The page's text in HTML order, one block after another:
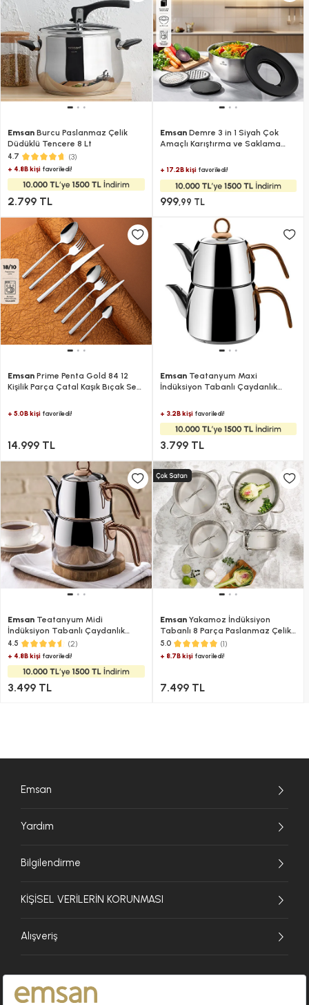
Emsan Burcu Paslanmaz Çelik
Düdüklü Tencere 8 Lt
4.7 (3)
+ 4.8B kişi favoriledi!
2.799 TL
EmsanDemre 3 in 1 Siyah Çok
Amaçlı Karıştırma ve Saklama
+ 17.2B kişifavoriledi!
999,99 TL
Emsan Prime Penta Gold 84 12
Kişilik Parça Çatal Kaşık Bıçak Seti
+ 5.0B kişi favoriledi!
14.999 TL
EmsanTeatanyum Maxi
İndüksiyon Tabanlı Çaydanlık
+ 3.2B kişifavoriledi!
3.799 TL
Emsan Teatanyum Midi
İndüksiyon Tabanlı Çaydanlık
Takımı
4.5 (2)
+ 4.8B kişi favoriledi!
3.499 TL
EmsanYakamoz İndüksiyon
Tabanlı 8 Parça Paslanmaz Çelik
Tencere Seti
5.0 (1)
+ 8.7B kişifavoriledi!
7.499 TL
Emsan
Yardım
Bilgilendirme
KİŞİSEL VERİLERİN KORUNMASI
Alışveriş